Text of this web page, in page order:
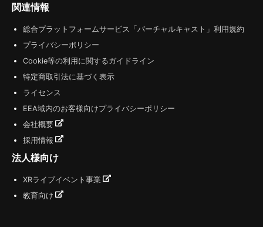
関連情報
総合プラットフォームサービス「バーチャルキャスト」利用規約
プライバシーポリシー
Cookie等の利用に関するガイドライン
特定商取引法に基づく表示
ライセンス
EEA域内のお客様向けプライバシーポリシー
会社概要
採用情報
法人様向け
XRライブイベント事業
教育向け